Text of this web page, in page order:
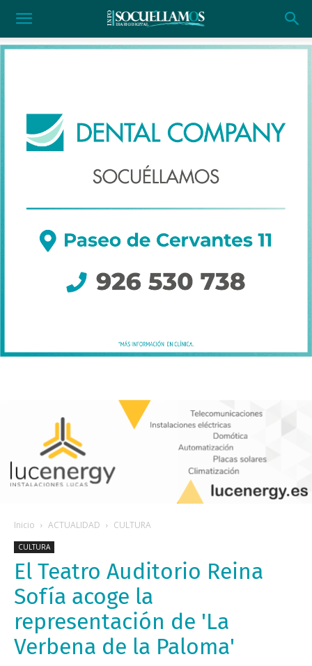
Inicio ACTUALIDAD CULTURA
CULTURA
El Teatro Auditorio Reina
Sofía acoge la
representación de 'La
Verbena de la Paloma'